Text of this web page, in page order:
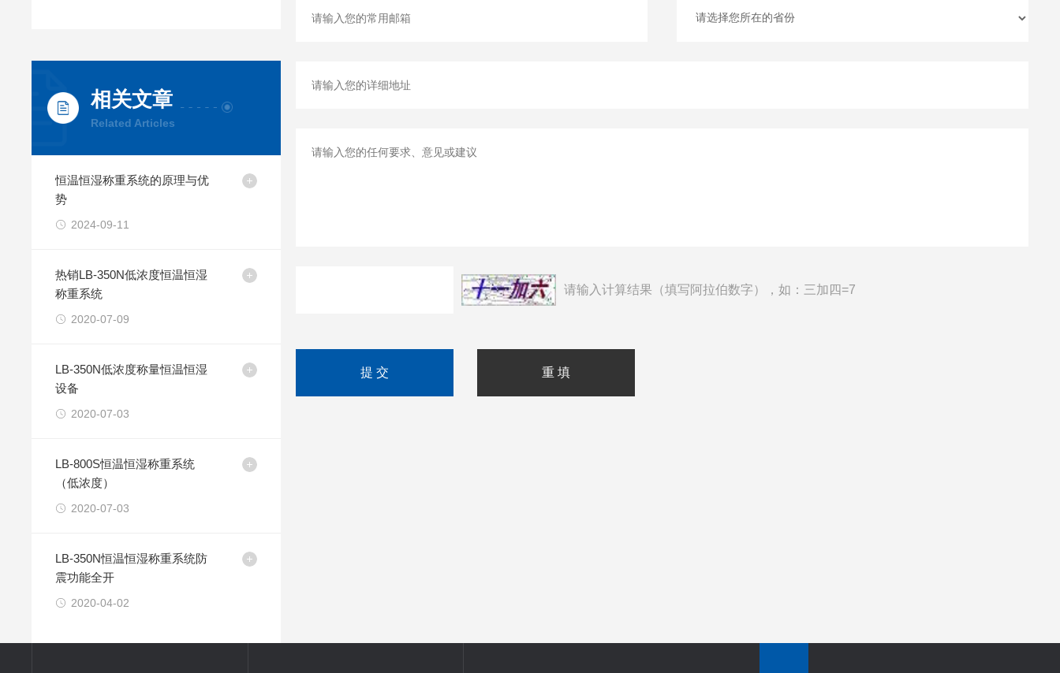
相关文章
Related Articles
恒温恒湿称重系统的原理与优
势
2024-09-11
热销LB-350N低浓度恒温恒湿
称重系统
2020-07-09
LB-350N低浓度称量恒温恒湿
设备
2020-07-03
LB-800S恒温恒湿称重系统
（低浓度）
2020-07-03
LB-350N恒温恒湿称重系统防
震功能全开
2020-04-02
请输入计算结果（填写阿拉伯数字），如：三加四=7